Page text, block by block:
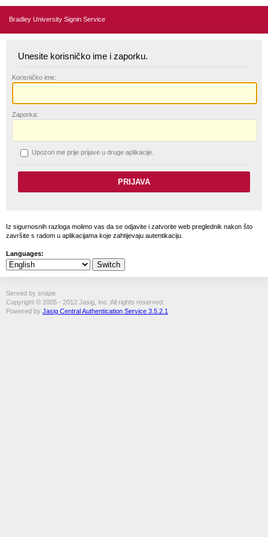
Bradley University Signin Service
Unesite korisničko ime i zaporku.
Korisničko ime:
Zaporka:
Upozori me prije prijave u druge aplikacije.
Iz sigurnosnih razloga molimo vas da se odjavite i zatvorite web preglednik nakon što
završite s radom u aplikacijama koje zahtijevaju autentikaciju.
Languages:
Served by snape
Copyright © 2005 - 2012 Jasig, Inc. All rights reserved.
Powered by Jasig Central Authentication Service 3.5.2.1